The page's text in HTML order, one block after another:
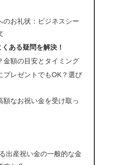
のお礼状：ビジネスシー
ある疑問を解決！
金額の目安とタイミング
プレゼントでもOK？選び
額なお祝い金を受け取っ
出産祝い金の一般的な金